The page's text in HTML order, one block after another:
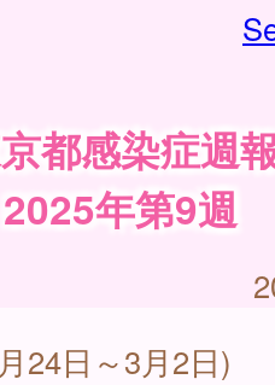
都感染症週
2025年第9週
24日～3月2日)